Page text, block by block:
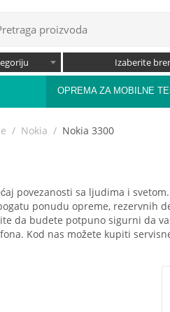
Izaberite
OPREMA ZA MOBILNE
/ Nokia / Nokia 3300
povezanosti sa ljudima i
ponudu opreme, rezervnih
da budete potpuno sigurni da
Kod nas možete kupiti